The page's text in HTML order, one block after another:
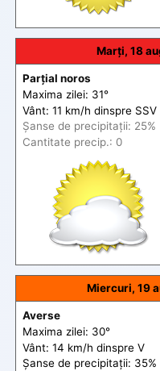
Marți, 18
Parțial noros
Maxima zilei: 31°
Vânt: 11 km/h dinspre SSV
Șanse de precipitații: 25%
Cantitate precip.: 0
Miercuri, 19
Averse
Maxima zilei: 30°
Vânt: 14 km/h dinspre V
Șanse de precipitații: 35%